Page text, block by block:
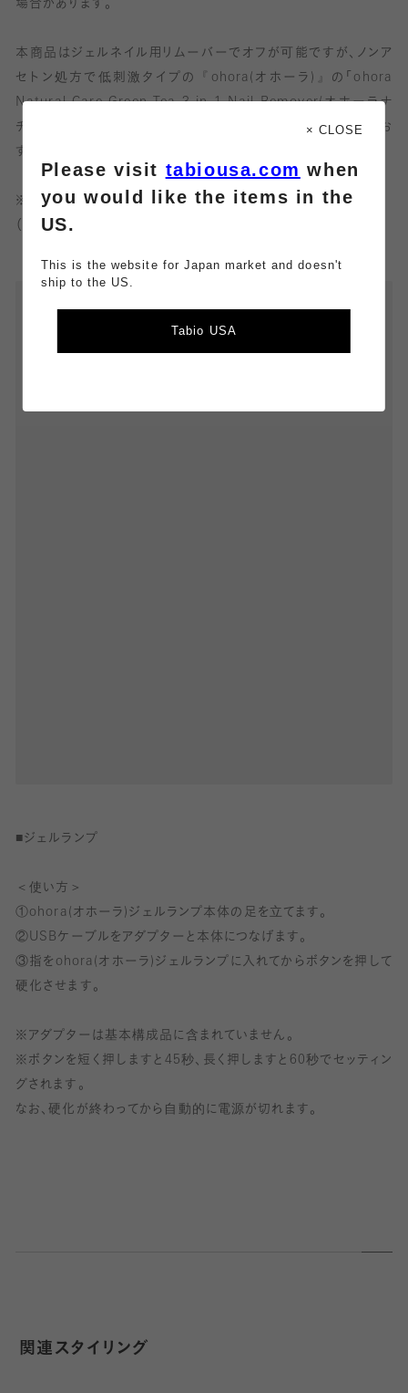
場合があります。
本商品はジェルネイル用リムーバーでオフが可能ですが、ノンア
セトン処方で低刺激タイプの『ohora(オホーラ)』の「ohora
Natural Care Green Tea 3-in-1 Nail Remover(オホーラナ
チュラルケアグリーンティー3-in1ネイルリムーバー)」の使用がお
すすめです。
※ohora(オホーラ)専用リムーバーは
こちら
（ohora(オホーラ)公式サイトに遷移します）
■ジェルランプ
＜使い方＞
①ohora(オホーラ)ジェルランプ本体の足を立てます。
②USBケーブルをアダプターと本体につなげます。
③指をohora(オホーラ)ジェルランプに入れてからボタンを押して
硬化させます。
※アダプターは基本構成品に含まれていません。
※ボタンを短く押しますと45秒、長く押しますと60秒でセッティン
グされます。
なお、硬化が終わってから自動的に電源が切れます。
関連スタイリング
× CLOSE
Please visit tabiousa.com when
you would like the items in the
US.
This is the website for Japan market and doesn't
ship to the US.
Tabio USA